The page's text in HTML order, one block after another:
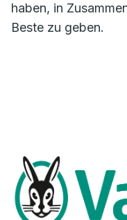
haben, in
Beste zu geben.